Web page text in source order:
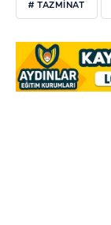
# TAZMİNAT